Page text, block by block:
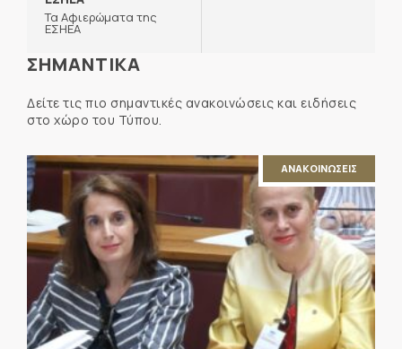
Τα Αφιερώματα της
ΕΣΗΕΑ
ΣΗΜΑΝΤΙΚΑ
Δείτε τις πιο σημαντικές ανακοινώσεις και ειδήσεις
στο χώρο του Τύπου.
ΑΝΑΚΟΙΝΩΣΕΙΣ